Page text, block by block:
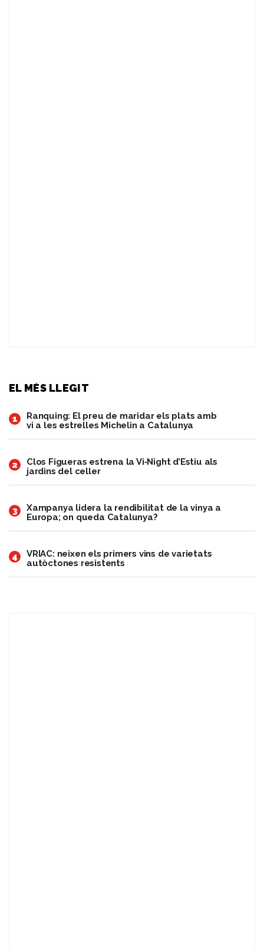
EL MÉS LLEGIT
1
Ranquing: El preu de maridar els plats amb
vi a les estrelles Michelin a Catalunya
2
Clos Figueras estrena la Vi‑Night d’Estiu als
jardins del celler
3
Xampanya lidera la rendibilitat de la vinya a
Europa; on queda Catalunya?
4
VRIAC: neixen els primers vins de varietats
autòctones resistents